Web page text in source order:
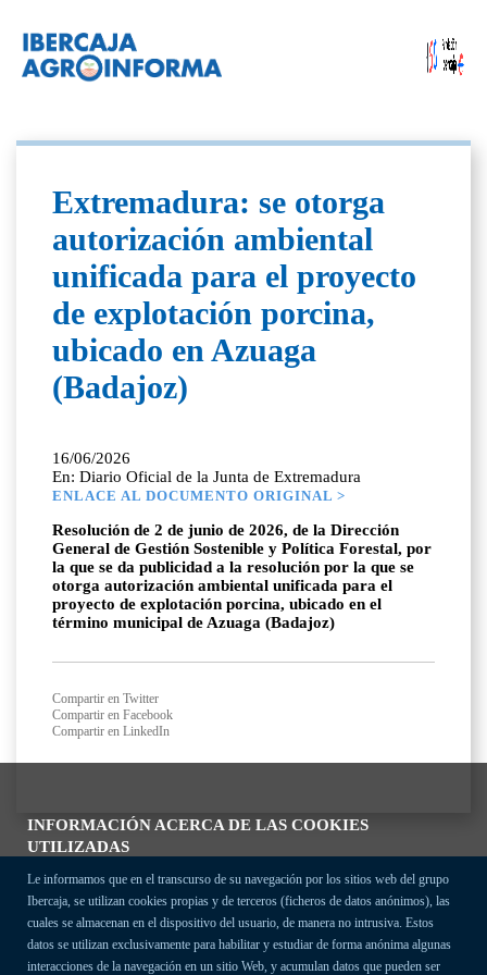
INFORMACIÓN ACERCA DE LAS COOKIES
UTILIZADAS
Le informamos que en el transcurso de su navegación por los sitios web del grupo
Ibercaja, se utilizan cookies propias y de terceros (ficheros de datos anónimos), las
cuales se almacenan en el dispositivo del usuario, de manera no intrusiva. Estos
datos se utilizan exclusivamente para habilitar y estudiar de forma anónima algunas
interacciones de la navegación en un sitio Web, y acumulan datos que pueden ser
Extremadura: se otorga
autorización ambiental
unificada para el proyecto
de explotación porcina,
ubicado en Azuaga
(Badajoz)
16/06/2026
En: Diario Oficial de la Junta de Extremadura
ENLACE AL DOCUMENTO ORIGINAL >
Resolución de 2 de junio de 2026, de la Dirección
General de Gestión Sostenible y Política Forestal, por
la que se da publicidad a la resolución por la que se
otorga autorización ambiental unificada para el
proyecto de explotación porcina, ubicado en el
término municipal de Azuaga (Badajoz)
Compartir en Twitter
Compartir en Facebook
Compartir en LinkedIn